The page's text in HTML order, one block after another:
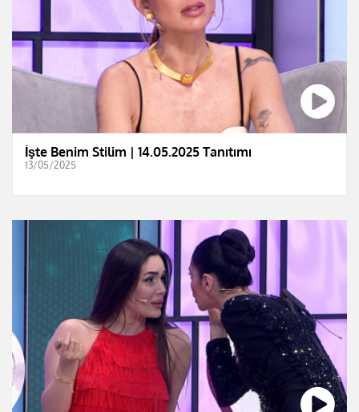
İşte Benim Stilim | 14.05.2025 Tanıtımı
13/05/2025